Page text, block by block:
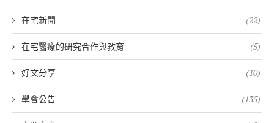
在宅新聞 (22)
在宅醫療的研究合作與教育 (5)
好文分享 (10)
學會公告 (135)